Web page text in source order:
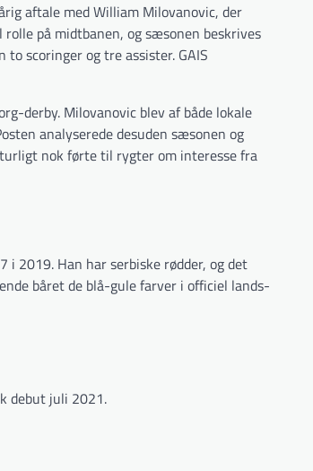
aftale med William Milovanovic, der
på midtbanen, og sæsonen beskrives
scoringer og tre assister. GAIS
derby. Milovanovic blev af både lokale
analyserede desuden sæsonen og
nok førte til rygter om interesse fra
2019. Han har serbiske rødder, og det
båret de blå-gule farver i officiel lands­
debut juli 2021.